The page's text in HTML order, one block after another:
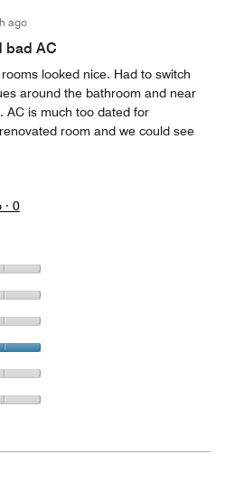
ago
bad AC
looked nice. Had to switch
around the bathroom and near
AC is much too dated for
room and we could see
· 0